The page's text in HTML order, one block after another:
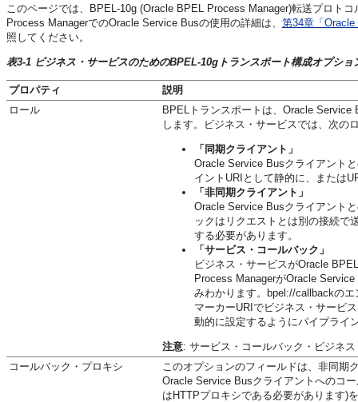
このページでは、BPEL-10g (Oracle BPEL Process Manager)転送プロト
Process ManagerでのOracle Service Busの使用の詳細は、 第34章「
照してください。
表3-1 ビジネス・サービスのためのBPEL-10gトランスポート構成オプショ
プロパティ
説明
ロール
BPELトランスポートは、Oracle
します。ビジネス・サービスでは、次の
「同期クライアント」
Oracle Service Busクライアント
イントURIとして静的に、または
「非同期クライアント」
Oracle Service Busクライアント
ックはリクエストとは別の接続で
する必要があります。
「サービス・コールバック」
ビジネス・サービスがOracle
Process ManagerがOracle
みわかります。bpel://callbackの
マーカーURIでビジネス・サービ
動的に設定するようにパイプライ
注意: サービス・コールバック・ビジネ
コールバック・プロキシ
このオプションのフィールドは、非同期
Oracle Service Busクライアントへのコ
はHTTPプロキシである必要があります)